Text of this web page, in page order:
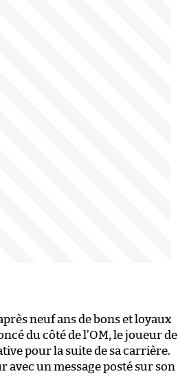
neuf ans de bons et loyaux
du côté de l’OM, le joueur de
pour la suite de sa carrière.
avec un message posté sur son